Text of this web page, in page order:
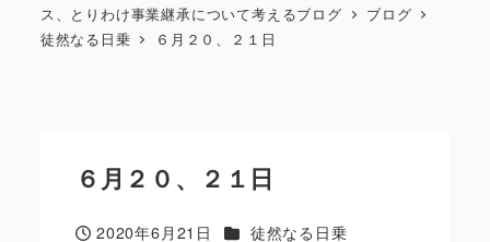
ス、とりわけ事業継承について考えるブログ
ブログ
徒然なる日乗
６月２０、２１日
６月２０、２１日
2020年6月21日 カテゴリー
徒然なる日乗